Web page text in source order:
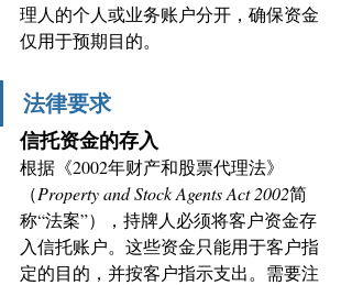
理人的个人或业务账户分开，确保资金
仅用于预期目的。
法律要求
信托资金的存入
根据《2002年财产和股票代理法》
（Property and Stock Agents Act 2002简
称“法案”），持牌人必须将客户资金存
入信托账户。这些资金只能用于客户指
定的目的，并按客户指示支出。需要注